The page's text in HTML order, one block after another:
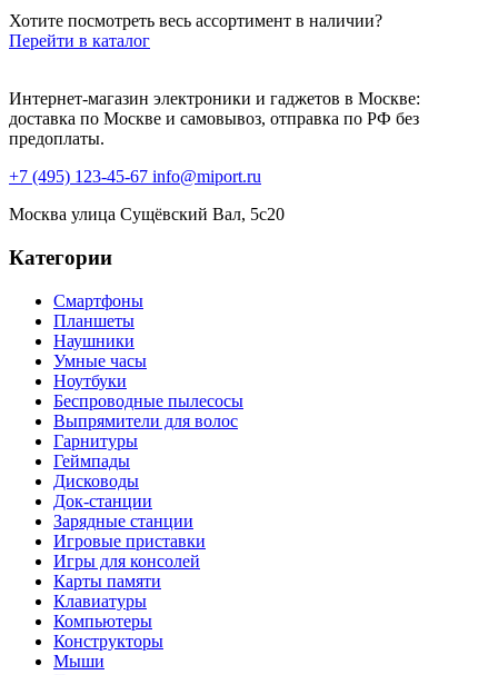
Хотите посмотреть весь ассортимент в наличии?
Перейти в каталог
Интернет-магазин электроники и гаджетов в Москве:
доставка по Москве и самовывоз, отправка по РФ без
предоплаты.
+7 (495) 123-45-67 info@miport.ru
Москва улица Сущёвский Вал, 5с20
Категории
Смартфоны
Планшеты
Наушники
Умные часы
Ноутбуки
Беспроводные пылесосы
Выпрямители для волос
Гарнитуры
Геймпады
Дисководы
Док-станции
Зарядные станции
Игровые приставки
Игры для консолей
Карты памяти
Клавиатуры
Компьютеры
Конструкторы
Мыши